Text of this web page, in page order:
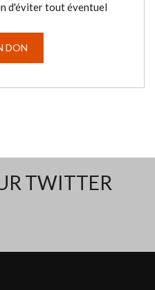
d'éviter tout éventuel
DON
TWITTER